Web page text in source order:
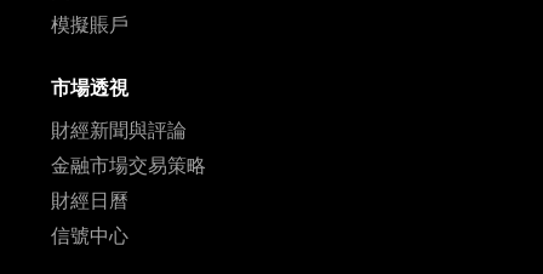
模擬賬戶
市場透視
財經新聞與評論
金融市場交易策略
財經日曆
信號中心